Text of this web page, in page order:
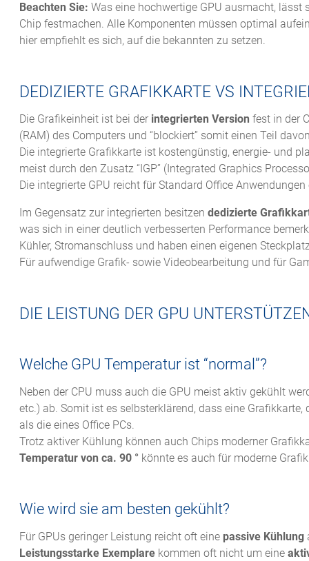
Beachten Sie: Was eine hochwertige GPU ausmacht, lässt
Chip festmachen. Alle Komponenten müssen optimal
hier empfiehlt es sich, auf die bekannten zu setzen.
DEDIZIERTE GRAFIKKARTE VS
Die Grafikeinheit ist bei der integrierten Version fest in der
(RAM) des Computers und “blockiert” somit einen Teil
Die integrierte Grafikkarte ist kostengünstig, energie- und
meist durch den Zusatz “IGP” (Integrated Graphics
Die integrierte GPU reicht für Standard Office
Im Gegensatz zur integrierten besitzen dedizierte
was sich in einer deutlich verbesserten Performance
Kühler, Stromanschluss und haben einen eigenen
Für aufwendige Grafik- sowie Videobearbeitung und für
DIE LEISTUNG DER GPU
Welche GPU Temperatur ist “normal”?
Neben der CPU muss auch die GPU meist aktiv gekühlt
etc.) ab. Somit ist es selbsterklärend, dass eine
als die eines Office PCs.
Trotz aktiver Kühlung können auch Chips moderner
Temperatur von ca. 90 ° könnte es auch für moderne
Wie wird sie am besten gekühlt?
Für GPUs geringer Leistung reicht oft eine passive Kühlung
Leistungsstarke Exemplare kommen oft nicht um eine